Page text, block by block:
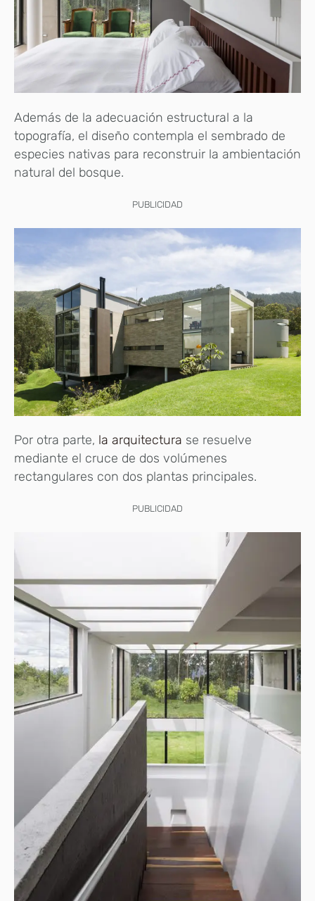
Además de la adecuación estructural a la
topografía, el diseño contempla el sembrado de
especies nativas para reconstruir la ambientación
natural del bosque.
PUBLICIDAD
Por otra parte, la arquitectura se resuelve
mediante el cruce de dos volúmenes
rectangulares con dos plantas principales.
PUBLICIDAD